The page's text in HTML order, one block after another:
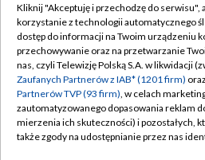
TVP
Abonament TVP
Emisja w TVP
Centrum informacji TVP
Naziemna Telewizja Cyfrowa
Regulamin
Polityka
Moje
Pomoc
Kliknij "Akceptuję i przechodzę do serwisu",
korzystanie z technologii automatycznego
dostęp do informacji na Twoim urządzeniu
przechowywanie oraz na przetwarzanie
nas, czyli Telewizję Polską S.A. w likwidacji
Zaufanych Partnerów z IAB* (1201 firm)
Partnerów TVP (93 firm), w celach
zautomatyzowanego dopasowania reklam
mierzenia ich skuteczności) i pozostałych,
także zgody na udostępnianie przez nas